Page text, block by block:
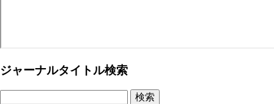
ジャーナルタイトル検索